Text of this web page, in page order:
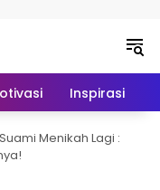
Inspirasi
Menikah Lagi :